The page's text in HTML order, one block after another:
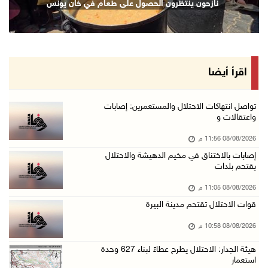
08/آب/2026 08:27 م
إصابات بالاختناق خلال مواجهات مع الاحتلال في ...
الاحتلال ينصب حواجز طيارة في محيط مخيم طولكرم ...
مستعمرون يهاجمون قرية أبو فلاح
مستعمرون يقتحمون بلدة بيت عور التحتا وقرية جل ...
08/آب/2026 06:39 م
الجامعة العربية الأمريكية تختتم فعاليات تخريج ...
نازحون ينتظرون الحصول على طعام في خان يونس
اقرأ أيضا
تواصل انتهاكات الاحتلال والمستعمرين: إصابات
واعتقالات و
08/08/2026 11:56 م
إصابات بالاختناق في مخيم الدهيشة والاحتلال
يقتحم بلدات
08/08/2026 11:05 م
قوات الاحتلال تقتحم مدينة البيرة
08/08/2026 10:58 م
هيئة الجدار: الاحتلال يطرح عطاءً لبناء 627 وحدة
استعمار